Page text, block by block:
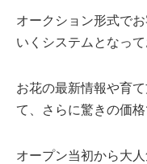
オークション形式で
いくシステムとなって
お花の最新情報や育
て、さらに驚きの価
オープン当初から大